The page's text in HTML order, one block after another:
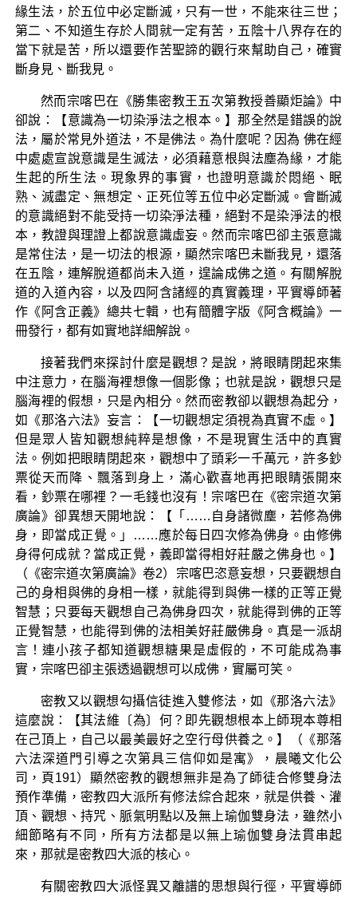
緣生法，於五位中必定斷滅，只有一世，不能來往三世；
第二、不知道生存於人間就一定有苦，五陰十八界存在的
當下就是苦，所以還要作苦聖諦的觀行來幫助自己，確實
斷身見、斷我見。
然而宗喀巴在《勝集密教王五次第教授善顯炬論》中
卻說：【意識為一切染淨法之根本。】那全然是錯誤的說
法，屬於常見外道法，不是佛法。為什麼呢？因為 佛在經
中處處宣說意識是生滅法，必須藉意根與法塵為緣，才能
生起的所生法。現象界的事實，也證明意識於悶絕、眠
熟、滅盡定、無想定、正死位等五位中必定斷滅。會斷滅
的意識絕對不能受持一切染淨法種，絕對不是染淨法的根
本，教證與理證上都說意識虛妄。然而宗喀巴卻主張意識
是常住法，是一切法的根源，顯然宗喀巴未斷我見，還落
在五陰，連解脫道都尚未入道，遑論成佛之道。有關解脫
道的入道內容，以及四阿含諸經的真實義理，平實導師著
作《阿含正義》總共七輯，也有簡體字版《阿含概論》一
冊發行，都有如實地詳細解說。
接著我們來探討什麼是觀想？是說，將眼睛閉起來集
中注意力，在腦海裡想像一個影像；也就是說，觀想只是
腦海裡的假想，只是內相分。然而密教卻以觀想為起分，
如《那洛六法》妄言：【一切觀想定須視為真實不虛。】
但是眾人皆知觀想純粹是想像，不是現實生活中的真實
法。例如把眼睛閉起來，觀想中了頭彩一千萬元，許多鈔
票從天而降、飄落到身上，滿心歡喜地再把眼睛張開來
看，鈔票在哪裡？一毛錢也沒有！宗喀巴在《密宗道次第
廣論》卻異想天開地說：【「……自身諸微塵，若修為佛
身，即當成正覺。」……應於每日四次修為佛身。由修佛
身得何成就？當成正覺，義即當得相好莊嚴之佛身也。】
（《密宗道次第廣論》卷2）宗喀巴恣意妄想，只要觀想自
己的身相與佛的身相一樣，就能得到與佛一樣的正等正覺
智慧；只要每天觀想自己為佛身四次，就能得到佛的正等
正覺智慧，也能得到佛的法相美好莊嚴佛身。真是一派胡
言！連小孩子都知道觀想糖果是虛假的，不可能成為事
實，宗喀巴卻主張透過觀想可以成佛，實屬可笑。
密教又以觀想勾攝信徒進入雙修法，如《那洛六法》
這麼說：【其法維〔為〕何？即先觀想根本上師現本尊相
在己頂上，自己以最美最好之空行母供養之。】（《那落
六法深道門引導之次第具三信仰如是寓》，晨曦文化公
司，頁191）顯然密教的觀想無非是為了師徒合修雙身法
預作準備，密教四大派所有修法綜合起來，就是供養、灌
頂、觀想、持咒、脈氣明點以及無上瑜伽雙身法，雖然小
細節略有不同，所有方法都是以無上瑜伽雙身法貫串起
來，那就是密教四大派的核心。
有關密教四大派怪異又離譜的思想與行徑，平實導師